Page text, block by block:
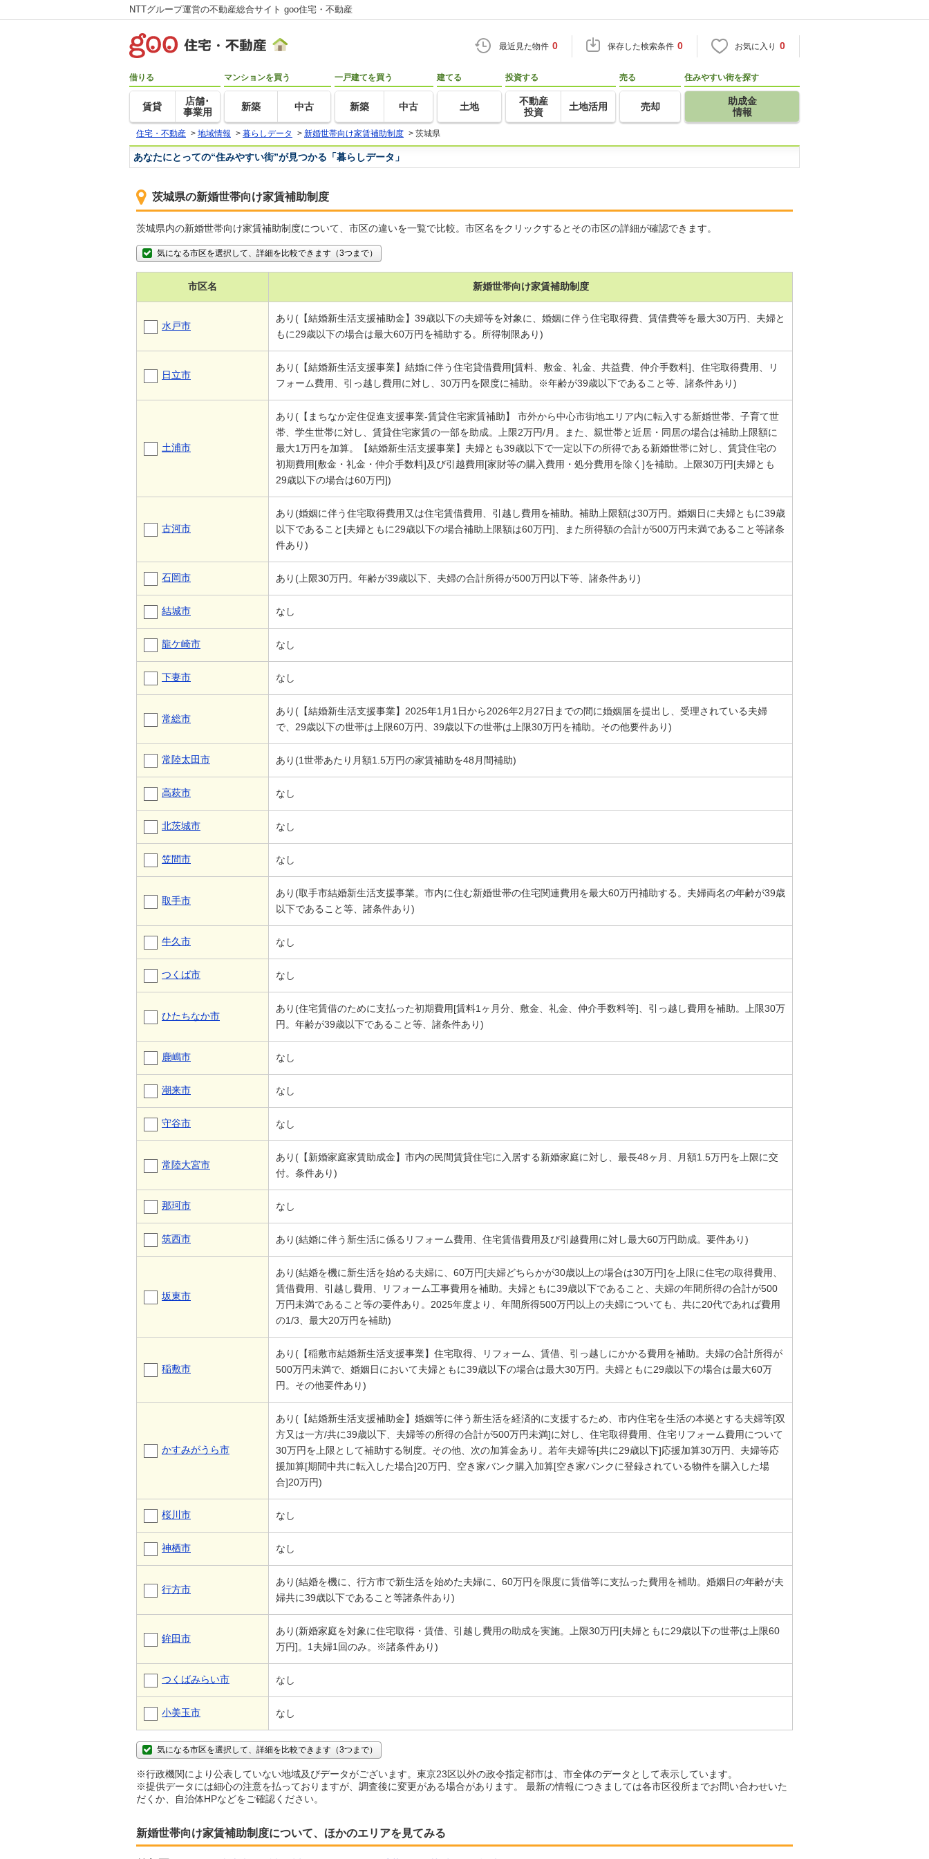
NTTグループ運営の不動産総合サイト goo住宅・不動産
最近見た物件 0 保存した検索条件 0 お気に入り 0
借りる
賃貸
店舗･
事業用
マンションを買う
新築 中古
一戸建てを買う
新築 中古
建てる
土地
投資する
不動産
投資
土地活用
売る
売却
住みやすい街を探す
助成金
情報
住宅・不動産 > 地域情報 > 暮らしデータ > 新婚世帯向け家賃補助制度 > 茨城県
あなたにとっての“住みやすい街”が見つかる「暮らしデータ」
茨城県の新婚世帯向け家賃補助制度
茨城県内の新婚世帯向け家賃補助制度について、市区の違いを一覧で比較。市区名をクリックするとその市区の詳細が確認できます。
気になる市区を選択して、詳細を比較できます（3つまで）
市区名 新婚世帯向け家賃補助制度
水戸市
あり(【結婚新生活支援補助金】39歳以下の夫婦等を対象に、婚姻に伴う住宅取得費、賃借費等を最大30万円、夫婦と
もに29歳以下の場合は最大60万円を補助する。所得制限あり)
日立市
あり(【結婚新生活支援事業】結婚に伴う住宅貸借費用[賃料、敷金、礼金、共益費、仲介手数料]、住宅取得費用、リ
フォーム費用、引っ越し費用に対し、30万円を限度に補助。※年齢が39歳以下であること等、諸条件あり)
土浦市
あり(【まちなか定住促進支援事業-賃貸住宅家賃補助】 市外から中心市街地エリア内に転入する新婚世帯、子育て世
帯、学生世帯に対し、賃貸住宅家賃の一部を助成。上限2万円/月。また、親世帯と近居・同居の場合は補助上限額に
最大1万円を加算。【結婚新生活支援事業】夫婦とも39歳以下で一定以下の所得である新婚世帯に対し、賃貸住宅の
初期費用[敷金・礼金・仲介手数料]及び引越費用[家財等の購入費用・処分費用を除く]を補助。上限30万円[夫婦とも
29歳以下の場合は60万円])
古河市
あり(婚姻に伴う住宅取得費用又は住宅賃借費用、引越し費用を補助。補助上限額は30万円。婚姻日に夫婦ともに39歳
以下であること[夫婦ともに29歳以下の場合補助上限額は60万円]、また所得額の合計が500万円未満であること等諸条
件あり)
石岡市 あり(上限30万円。年齢が39歳以下、夫婦の合計所得が500万円以下等、諸条件あり)
結城市 なし
龍ケ崎市 なし
下妻市 なし
常総市
あり(【結婚新生活支援事業】2025年1月1日から2026年2月27日までの間に婚姻届を提出し、受理されている夫婦
で、29歳以下の世帯は上限60万円、39歳以下の世帯は上限30万円を補助。その他要件あり)
常陸太田市 あり(1世帯あたり月額1.5万円の家賃補助を48月間補助)
高萩市 なし
北茨城市 なし
笠間市 なし
取手市
あり(取手市結婚新生活支援事業。市内に住む新婚世帯の住宅関連費用を最大60万円補助する。夫婦両名の年齢が39歳
以下であること等、諸条件あり)
牛久市 なし
つくば市 なし
ひたちなか市
あり(住宅賃借のために支払った初期費用[賃料1ヶ月分、敷金、礼金、仲介手数料等]、引っ越し費用を補助。上限30万
円。年齢が39歳以下であること等、諸条件あり)
鹿嶋市 なし
潮来市 なし
守谷市 なし
常陸大宮市
あり(【新婚家庭家賃助成金】市内の民間賃貸住宅に入居する新婚家庭に対し、最長48ヶ月、月額1.5万円を上限に交
付。条件あり)
那珂市 なし
筑西市 あり(結婚に伴う新生活に係るリフォーム費用、住宅賃借費用及び引越費用に対し最大60万円助成。要件あり)
坂東市
あり(結婚を機に新生活を始める夫婦に、60万円[夫婦どちらかが30歳以上の場合は30万円]を上限に住宅の取得費用、
賃借費用、引越し費用、リフォーム工事費用を補助。夫婦ともに39歳以下であること、夫婦の年間所得の合計が500
万円未満であること等の要件あり。2025年度より、年間所得500万円以上の夫婦についても、共に20代であれば費用
の1/3、最大20万円を補助)
稲敷市
あり(【稲敷市結婚新生活支援事業】住宅取得、リフォーム、賃借、引っ越しにかかる費用を補助。夫婦の合計所得が
500万円未満で、婚姻日において夫婦ともに39歳以下の場合は最大30万円。夫婦ともに29歳以下の場合は最大60万
円。その他要件あり)
かすみがうら市
あり(【結婚新生活支援補助金】婚姻等に伴う新生活を経済的に支援するため、市内住宅を生活の本拠とする夫婦等[双
方又は一方/共に39歳以下、夫婦等の所得の合計が500万円未満]に対し、住宅取得費用、住宅リフォーム費用について
30万円を上限として補助する制度。その他、次の加算金あり。若年夫婦等[共に29歳以下]応援加算30万円、夫婦等応
援加算[期間中共に転入した場合]20万円、空き家バンク購入加算[空き家バンクに登録されている物件を購入した場
合]20万円)
桜川市 なし
神栖市 なし
行方市
あり(結婚を機に、行方市で新生活を始めた夫婦に、60万円を限度に賃借等に支払った費用を補助。婚姻日の年齢が夫
婦共に39歳以下であること等諸条件あり)
鉾田市
あり(新婚家庭を対象に住宅取得・賃借、引越し費用の助成を実施。上限30万円[夫婦ともに29歳以下の世帯は上限60
万円]。1夫婦1回のみ。※諸条件あり)
つくばみらい市 なし
小美玉市 なし
気になる市区を選択して、詳細を比較できます（3つまで）
※行政機関により公表していない地域及びデータがございます。東京23区以外の政令指定都市は、市全体のデータとして表示しています。
※提供データには細心の注意を払っておりますが、調査後に変更がある場合があります。 最新の情報につきましては各市区役所までお問い合わせいた
だくか、自治体HPなどをご確認ください。
新婚世帯向け家賃補助制度について、ほかのエリアを見てみる